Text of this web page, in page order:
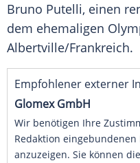
Bruno Putelli, einen
dem ehemaligen
Albertville/Frankreich.
Empfohlener externer
Glomex GmbH
Wir benötigen Ihre
Redaktion eingebundenen
anzuzeigen. Sie können